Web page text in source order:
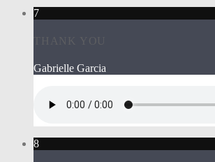
7
THANK YOU
Gabrielle Garcia
8